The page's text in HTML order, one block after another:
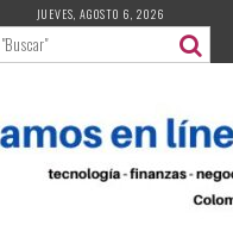
JUEVES, AGOSTO 6, 2026